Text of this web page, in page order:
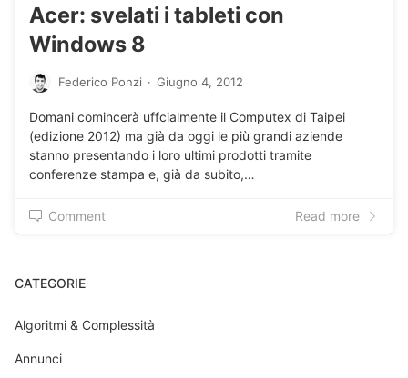
Acer: svelati i tableti con
Windows 8
Federico Ponzi · Giugno 4, 2012
Domani comincerà uffcialmente il Computex di Taipei
(edizione 2012) ma già da oggi le più grandi aziende
stanno presentando i loro ultimi prodotti tramite
conferenze stampa e, già da subito,…
Comment Read more
CATEGORIE
Algoritmi & Complessità
Annunci